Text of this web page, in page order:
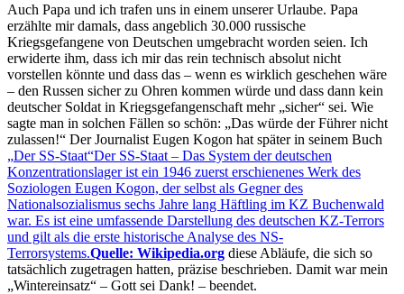
Auch Papa und ich trafen uns in einem unserer Urlaube. Papa
erzählte mir damals, dass angeblich 30.000 russische
Kriegsgefangene von Deutschen umgebracht worden seien. Ich
erwiderte ihm, dass ich mir das rein technisch absolut nicht
vorstellen könnte und dass das ‒ wenn es wirklich geschehen wäre
‒ den Russen sicher zu Ohren kommen würde und dass dann kein
deutscher Soldat in Kriegsgefangenschaft mehr sicher
sei. Wie
sagte man in solchen Fällen so schön:
Das würde der Führer nicht
zulassen!
Der Journalist Eugen Kogon hat später in seinem Buch
Der SS-Staat Der SS-Staat – Das System der deutschen
Konzentrationslager ist ein 1946 zuerst erschienenes Werk des
Soziologen Eugen Kogon, der selbst als Gegner des
Nationalsozialismus sechs Jahre lang Häftling im KZ Buchenwald
war. Es ist eine umfassende Darstellung des deutschen KZ-Terrors
und gilt als die erste historische Analyse des NS-
Terrorsystems.Quelle: Wikipedia.org diese Abläufe, die sich so
tatsächlich zugetragen hatten, präzise beschrieben. Damit war mein
Wintereinsatz
‒ Gott sei Dank! ‒ beendet.